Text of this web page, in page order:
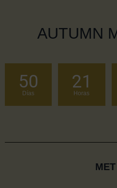
AUTUMN
50
Días
21
Horas